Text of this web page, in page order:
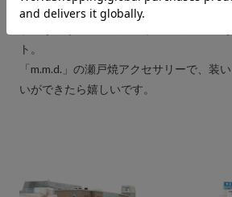
マットとつやの間のような上品な質感は
ト。
「m.m.d.」の瀬戸焼アクセサリーで、装
いができたら嬉しいです。